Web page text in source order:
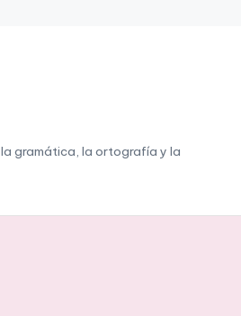
gramática, la ortografía y la